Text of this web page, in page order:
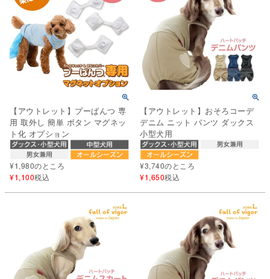
【アウトレット】プーぱんつ 専
用 取外し 簡単 ボタン マグネッ
ト化 オプション
¥1,980のところ
¥1,100税込
【アウトレット】おそろコーデ
デニム ニット パンツ ダックス
小型犬用
¥3,740のところ
¥1,650税込